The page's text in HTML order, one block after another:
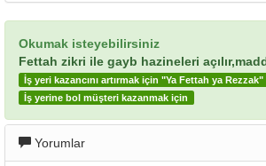
Okumak isteyebilirsiniz
Fettah zikri ile gayb hazineleri
İş yeri kazancını artırmak için "Ya Fettah ya Rezzak"
İş yerine bol müşteri kazanmak için
Yorumlar